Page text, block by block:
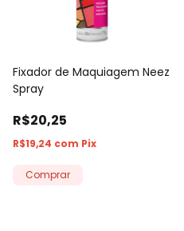
Fixador de Maquiagem Neez
Spray
R$20,25
R$19,24 com Pix
Comprar